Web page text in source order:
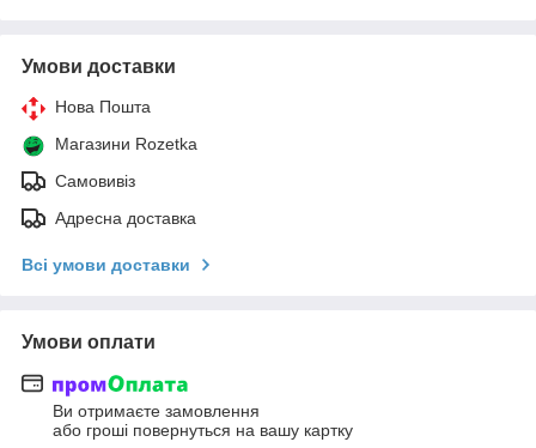
Умови доставки
Нова Пошта
Магазини Rozetka
Самовивіз
Адресна доставка
Всі умови доставки
Умови оплати
Ви отримаєте замовлення
або гроші повернуться на вашу картку